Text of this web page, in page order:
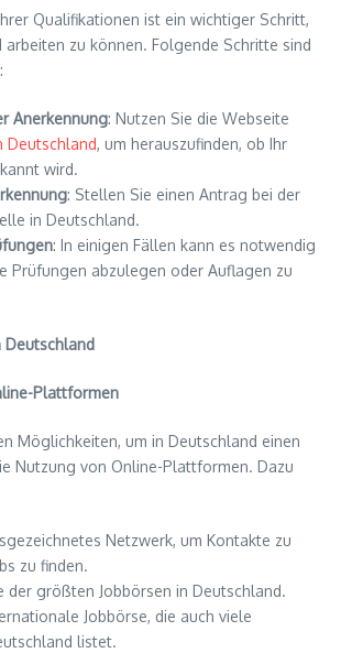
Qualifikationen ist ein wichtiger Schritt,
arbeiten zu können. Folgende Schritte sind
Anerkennung: Nutzen Sie die Webseite
Deutschland, um herauszufinden, ob Ihr
wird.
: Stellen Sie einen Antrag bei der
in Deutschland.
: In einigen Fällen kann es notwendig
Prüfungen abzulegen oder Auflagen zu
Deutschland
Plattformen
Möglichkeiten, um in Deutschland einen
Nutzung von Online-Plattformen. Dazu
Netzwerk, um Kontakte zu
zu finden.
der größten Jobbörsen in Deutschland.
Jobbörse, die auch viele
listet.